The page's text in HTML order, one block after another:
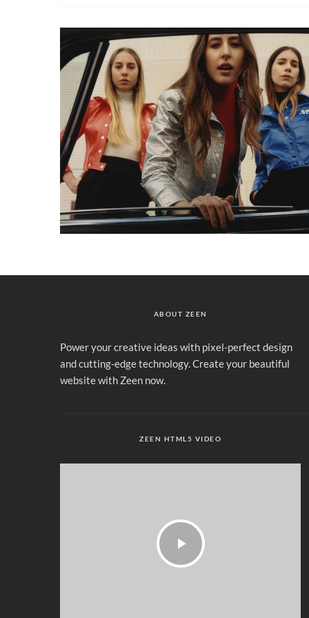
ABOUT ZEEN
Power your creative ideas with pixel-perfect design
and cutting-edge technology. Create your beautiful
website with Zeen now.
ZEEN HTML5 VIDEO